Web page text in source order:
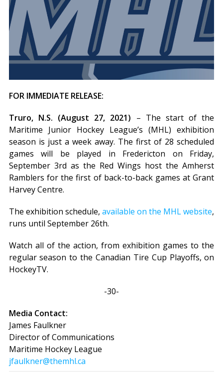
FOR IMMEDIATE RELEASE:
Truro, N.S. (August 27, 2021) – The start of the
Maritime Junior Hockey League’s (MHL) exhibition
season is just a week away. The first of 28 scheduled
games will be played in Fredericton on Friday,
September 3rd as the Red Wings host the Amherst
Ramblers for the first of back-to-back games at Grant
Harvey Centre.
The exhibition schedule, available on the MHL website,
runs until September 26th.
Watch all of the action, from exhibition games to the
regular season to the Canadian Tire Cup Playoffs, on
HockeyTV.
-30-
Media Contact:
James Faulkner
Director of Communications
Maritime Hockey League
jfaulkner@themhl.ca